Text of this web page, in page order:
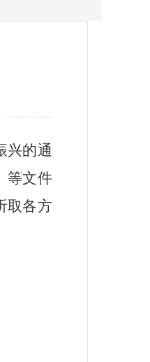
兴的通
等文件
取各方